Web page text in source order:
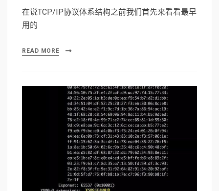
在说TCP/IP协议体系结构之前我们首先来看看最早
用的
READ MORE